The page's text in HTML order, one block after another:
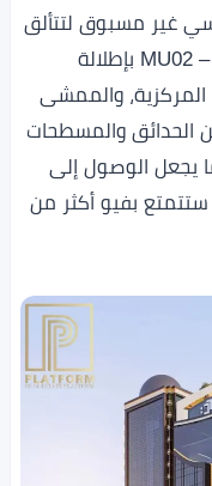
غير مسبوق لتتألق
بأهم بقعة وسط الداون تاون برقم MU02 – 37 بإطلالة
والممشى
الحدائق والمسطحات
40 متر، وهو ما يجعل الوصول إلى
بفيو أكثر من